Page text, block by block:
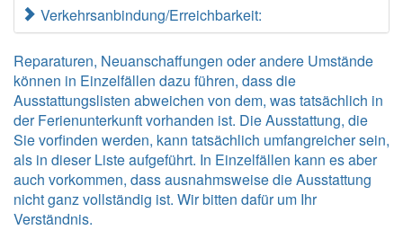
Verkehrsanbindung/Erreichbarkeit:
Reparaturen, Neuanschaffungen oder andere Umstände
können in Einzelfällen dazu führen, dass die
Ausstattungslisten abweichen von dem, was tatsächlich in
der Ferienunterkunft vorhanden ist. Die Ausstattung, die
Sie vorfinden werden, kann tatsächlich umfangreicher sein,
als in dieser Liste aufgeführt. In Einzelfällen kann es aber
auch vorkommen, dass ausnahmsweise die Ausstattung
nicht ganz vollständig ist. Wir bitten dafür um Ihr
Verständnis.